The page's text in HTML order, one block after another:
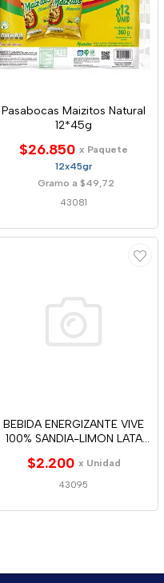
Pasabocas Maizitos Natural
12*45g
$26.850 x Paquete
12x45gr
Gramo a $49,72
43081
BEBIDA ENERGIZANTE VIVE
100% SANDIA-LIMON LATA
$2.200 x Unidad
43095